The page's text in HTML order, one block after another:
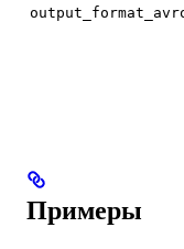
Примеры